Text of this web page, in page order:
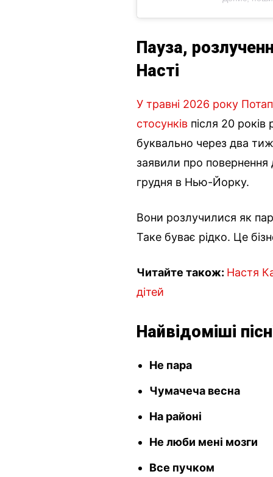
Пауза,
Насті
У травні 2026 року
стосунків після 20
буквально через два
заявили про
грудня в Нью-Йорку.
Вони розлучилися як
Таке буває рідко. Це
Читайте також: Настя
дітей
Найвідоміші
Не пара
Чумачеча весна
На районі
Не люби мені мозги
Все пучком